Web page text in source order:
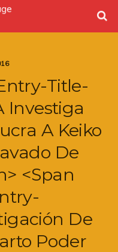
Title-
Investiga
A Keiko
De
<span
De
Poder